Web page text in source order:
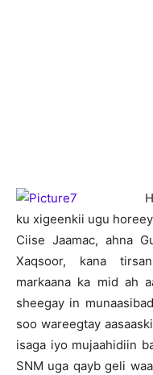
H
ku xigeenkii ugu
Ciise Jaamac, ahna
Xaqsoor, kana
markaana ka mid ah
sheegay in
soo wareegtay
isaga iyo mujaahidiin
SNM uga qayb geli